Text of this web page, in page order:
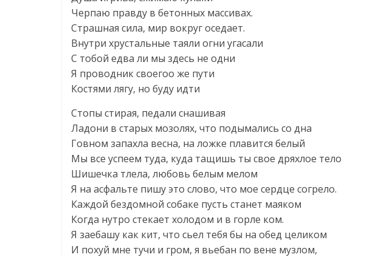
Черпаю правду в бетонных массивах.
Страшная сила, мир вокруг оседает.
Внутри хрустальные таяли огни угасали
С тобой едва ли мы здесь не одни
Я проводник своегоо же пути
Костями лягу, но буду идти
Стопы стирая, педали снашивая
Ладони в старых мозолях, что подымались со дна
Говном запахла весна, на ложке плавится белый
Мы все успеем туда, куда тащишь ты свое дряхлое тело
Шишечка тлела, любовь белым мелом
Я на асфальте пишу это слово, что мое сердце согрело.
Каждой бездомной собаке пусть станет маяком
Когда нутро стекает холодом и в горле ком.
Я заебашу как кит, что сьел тебя бы на обед целиком
И похуй мне тучи и гром, я вьебан по вене музлом,